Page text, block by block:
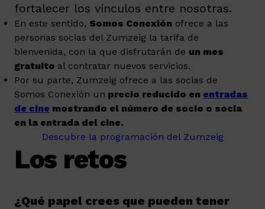
fortalecer los vínculos entre nosotras.
En este sentido, Somos Conexión ofrece a las
personas socias del Zumzeig la tarifa de
bienvenida, con la que disfrutarán de un mes
gratuito al contratar nuevos servicios.
Por su parte, Zumzeig ofrece a las socias de
Somos Conexión un precio reducido en entradas
de cine mostrando el número de socio o socia
en la entrada del cine.
Descubre la programación del Zumzeig
Los retos
¿Qué papel crees que pueden tener